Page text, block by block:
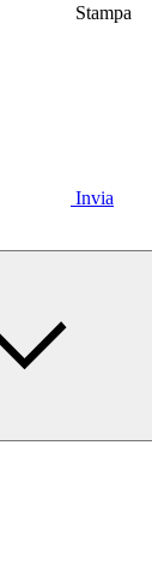
Stampa
Invia